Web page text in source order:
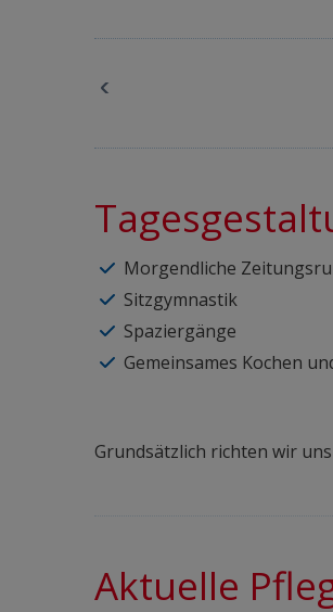
Morgendliche
Sitzgymnastik
Spaziergänge
Gemeinsames Kochen
Grundsätzlich richten wir
Aktuelle